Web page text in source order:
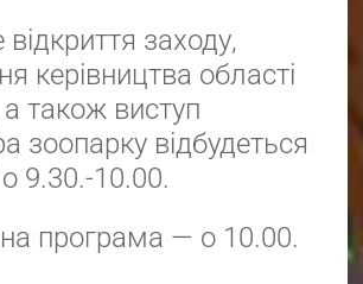
заходу,
керівництва області
а також виступ
зоопарку відбудеться
о 9.30.-10.00.
програма — о 10.00.